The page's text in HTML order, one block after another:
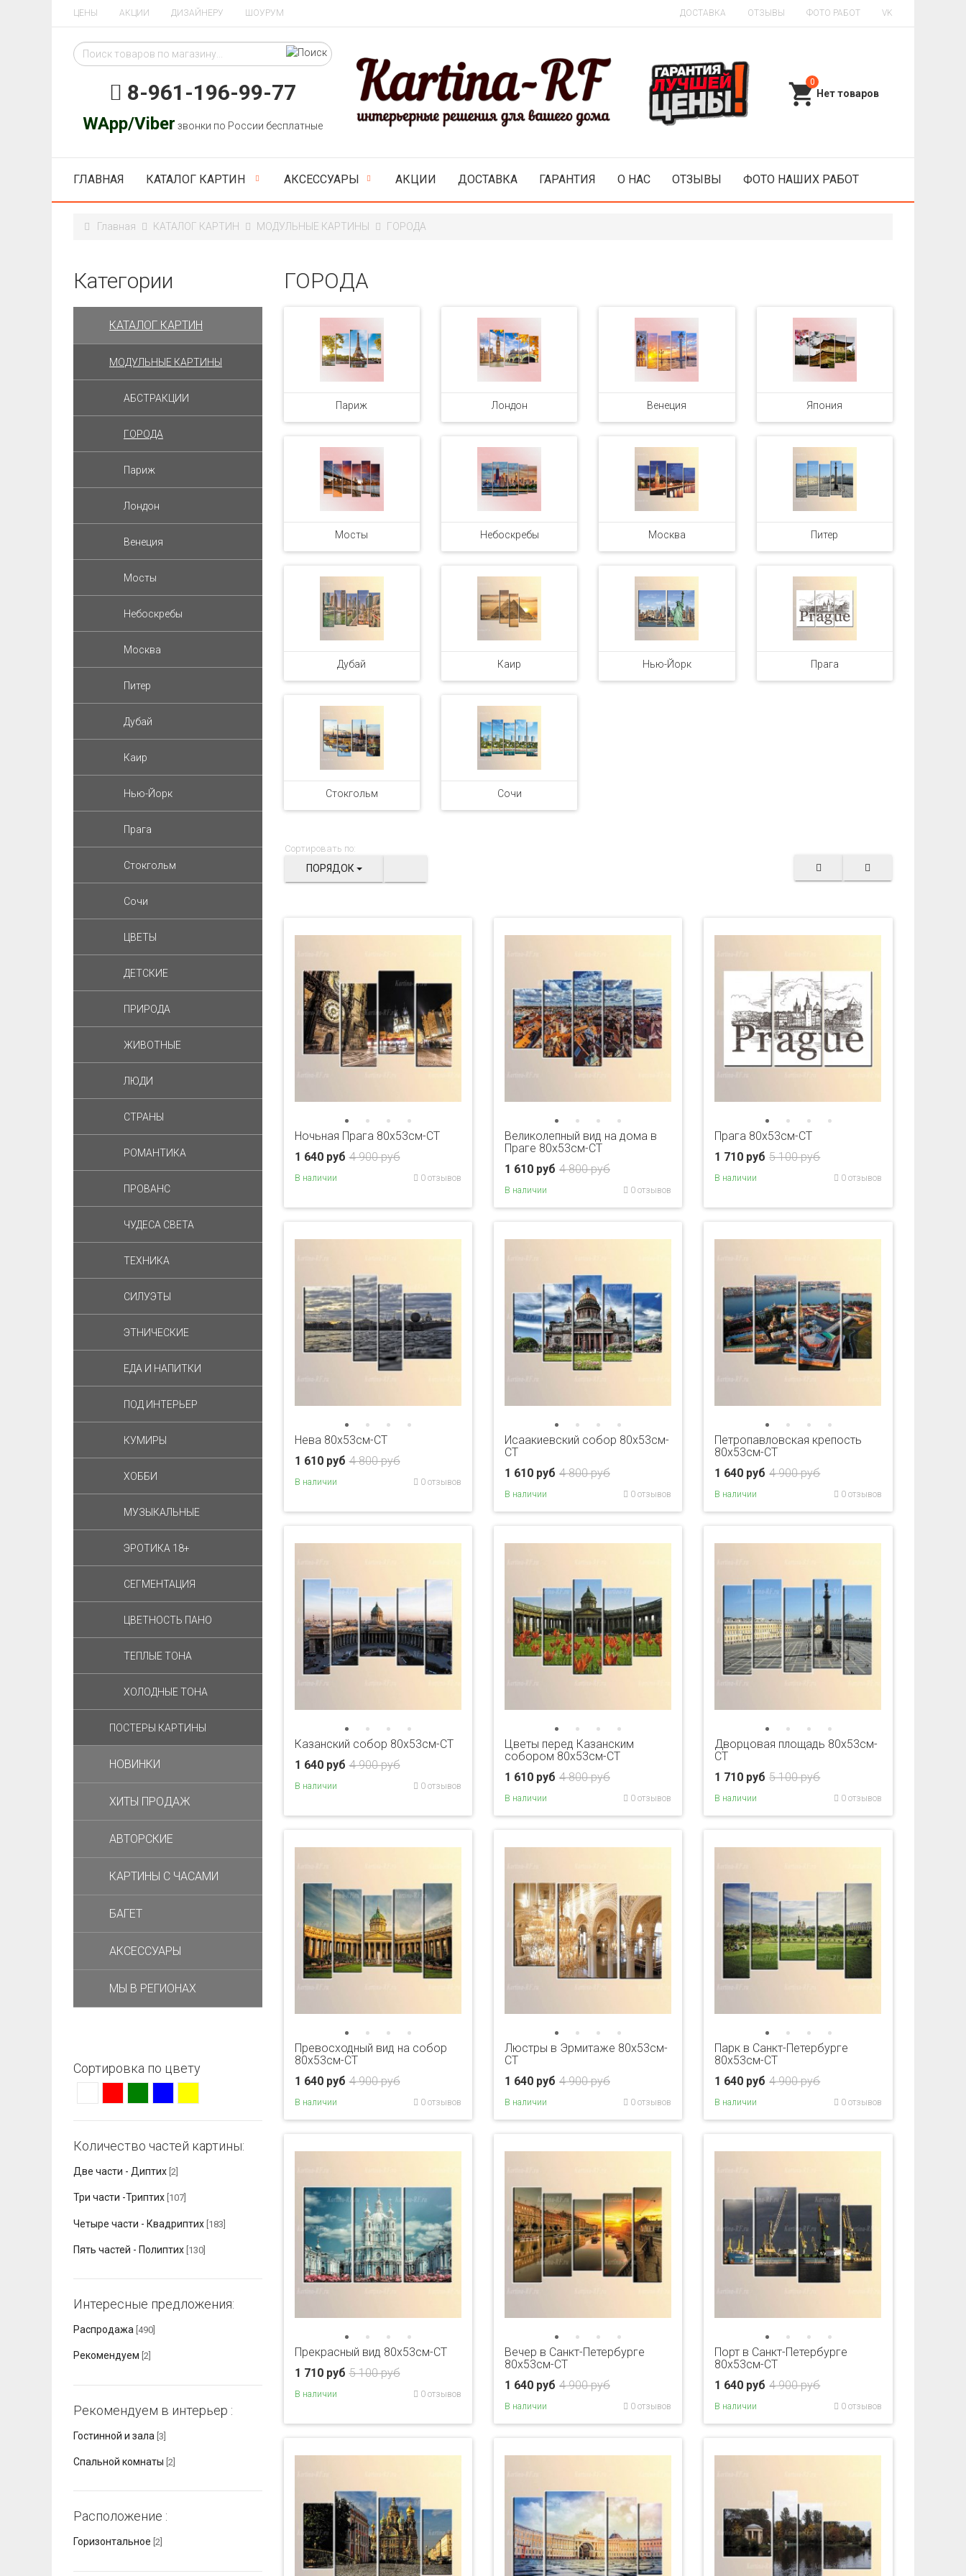
ЦЕНЫ АКЦИИ ДИЗАЙНЕРУ ШОУРУМ ДОСТАВКА ОТЗЫВЫ ФОТО РАБОТ VK
8-961-196-99-77
WApp/Viber звонки по России бесплатные
0
ГЛАВНАЯ КАТАЛОГ КАРТИН АКСЕССУАРЫ АКЦИИ ДОСТАВКА ГАРАНТИЯ О НАС ОТЗЫВЫ ФОТО НАШИХ РАБОТ
Главная КАТАЛОГ КАРТИН МОДУЛЬНЫЕ КАРТИНЫ ГОРОДА
ГОРОДА
Париж Лондон Венеция Япония
Мосты Небоскребы Москва Питер
Дубай Каир Нью-Йорк Прага
Стокгольм Сочи
Сортировать по:
ПОРЯДОК
Ночьная Прага 80x53см-CT
4 900 руб
1 640 руб
В наличии 0 отзывов
Великолепный вид на дома в
Праге 80x53см-CT
4 800 руб
1 610 руб
В наличии 0 отзывов
Прага 80x53см-CT
5 100 руб
1 710 руб
В наличии 0 отзывов
Нева 80x53см-CT
4 800 руб
1 610 руб
В наличии 0 отзывов
Исаакиевский собор 80x53см-
CT
4 800 руб
1 610 руб
В наличии 0 отзывов
Петропавловская крепость
80x53см-CT
4 900 руб
1 640 руб
В наличии 0 отзывов
Казанский собор 80x53см-CT
4 900 руб
1 640 руб
В наличии 0 отзывов
Цветы перед Казанским
собором 80x53см-CT
4 800 руб
1 610 руб
В наличии 0 отзывов
Дворцовая площадь 80x53см-
CT
5 100 руб
1 710 руб
В наличии 0 отзывов
Превосходный вид на собор
80x53см-CT
4 900 руб
1 640 руб
В наличии 0 отзывов
Люстры в Эрмитаже 80x53см-
CT
4 900 руб
1 640 руб
В наличии 0 отзывов
Парк в Санкт-Петербурге
80x53см-CT
4 900 руб
1 640 руб
В наличии 0 отзывов
Прекрасный вид 80x53см-CT
5 100 руб
1 710 руб
В наличии 0 отзывов
Вечер в Санкт-Петербурге
80x53см-CT
4 900 руб
1 640 руб
В наличии 0 отзывов
Порт в Санкт-Петербурге
80x53см-CT
4 900 руб
1 640 руб
В наличии 0 отзывов
Категории
КАТАЛОГ КАРТИН
МОДУЛЬНЫЕ КАРТИНЫ
АБСТРАКЦИИ
ГОРОДА
Париж
Лондон
Венеция
Мосты
Небоскребы
Москва
Питер
Дубай
Каир
Нью-Йорк
Прага
Стокгольм
Сочи
ЦВЕТЫ
ДЕТСКИЕ
ПРИРОДА
ЖИВОТНЫЕ
ЛЮДИ
СТРАНЫ
РОМАНТИКА
ПРОВАНС
ЧУДЕСА СВЕТА
ТЕХНИКА
СИЛУЭТЫ
ЭТНИЧЕСКИЕ
ЕДА И НАПИТКИ
ПОД ИНТЕРЬЕР
КУМИРЫ
ХОББИ
МУЗЫКАЛЬНЫЕ
ЭРОТИКА 18+
СЕГМЕНТАЦИЯ
ЦВЕТНОСТЬ ПАНО
ТЕПЛЫЕ ТОНА
ХОЛОДНЫЕ ТОНА
ПОСТЕРЫ КАРТИНЫ
НОВИНКИ
ХИТЫ ПРОДАЖ
АВТОРСКИЕ
КАРТИНЫ С ЧАСАМИ
БАГЕТ
АКСЕССУАРЫ
МЫ В РЕГИОНАХ
Сортировка по цвету
Количество частей картины:
Две части - Диптих [2]
Три части -Триптих [107]
Четыре части - Квадриптих [183]
Пять частей - Полиптих [130]
Интересные предложения:
Распродажа [490]
Рекомендуем [2]
Рекомендуем в интерьер :
Гостинной и зала [3]
Спальной комнаты [2]
Расположение :
Горизонтальное [2]